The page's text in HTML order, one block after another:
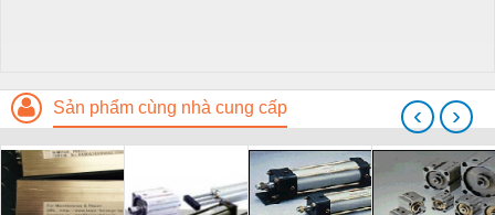
Sản phẩm cùng nhà cung cấp ‹ ›